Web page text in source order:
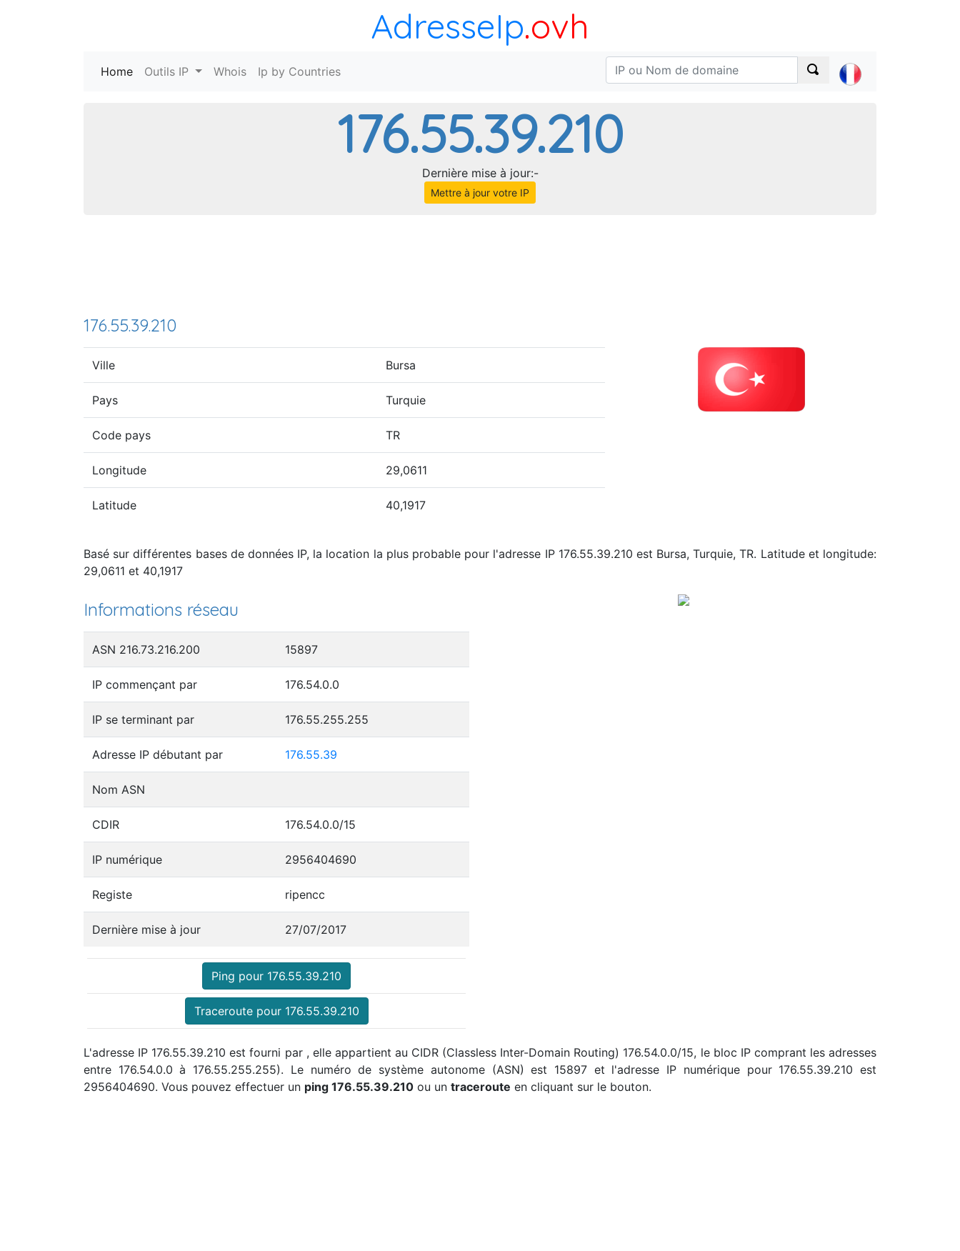
AdresseIp.ovh
Home (current)
Outils IP Whois Ip by Countries
176.55.39.210
Dernière mise à jour:-
Mettre à jour votre IP
176.55.39.210
Ville Bursa
Pays Turquie
Code pays TR
Longitude 29,0611
Latitude 40,1917
Basé sur différentes bases de données IP, la location la plus probable pour l'adresse IP 176.55.39.210 est Bursa, Turquie, TR. Latitude et longitude:
29,0611 et 40,1917
Informations réseau
ASN 216.73.216.200 15897
IP commençant par 176.54.0.0
IP se terminant par 176.55.255.255
Adresse IP débutant par 176.55.39
Nom ASN
CDIR 176.54.0.0/15
IP numérique 2956404690
Registe ripencc
Dernière mise à jour 27/07/2017
Ping pour 176.55.39.210
Traceroute pour 176.55.39.210
L'adresse IP 176.55.39.210 est fourni par , elle appartient au CIDR (Classless Inter-Domain Routing) 176.54.0.0/15, le bloc IP comprant les adresses
entre 176.54.0.0 à 176.55.255.255). Le numéro de système autonome (ASN) est 15897 et l'adresse IP numérique pour 176.55.39.210 est
2956404690. Vous pouvez effectuer un ping 176.55.39.210 ou un traceroute en cliquant sur le bouton.